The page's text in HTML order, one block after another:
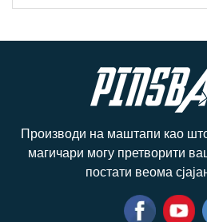
Производи на маштапи као
магичари могу претворити
постати веома